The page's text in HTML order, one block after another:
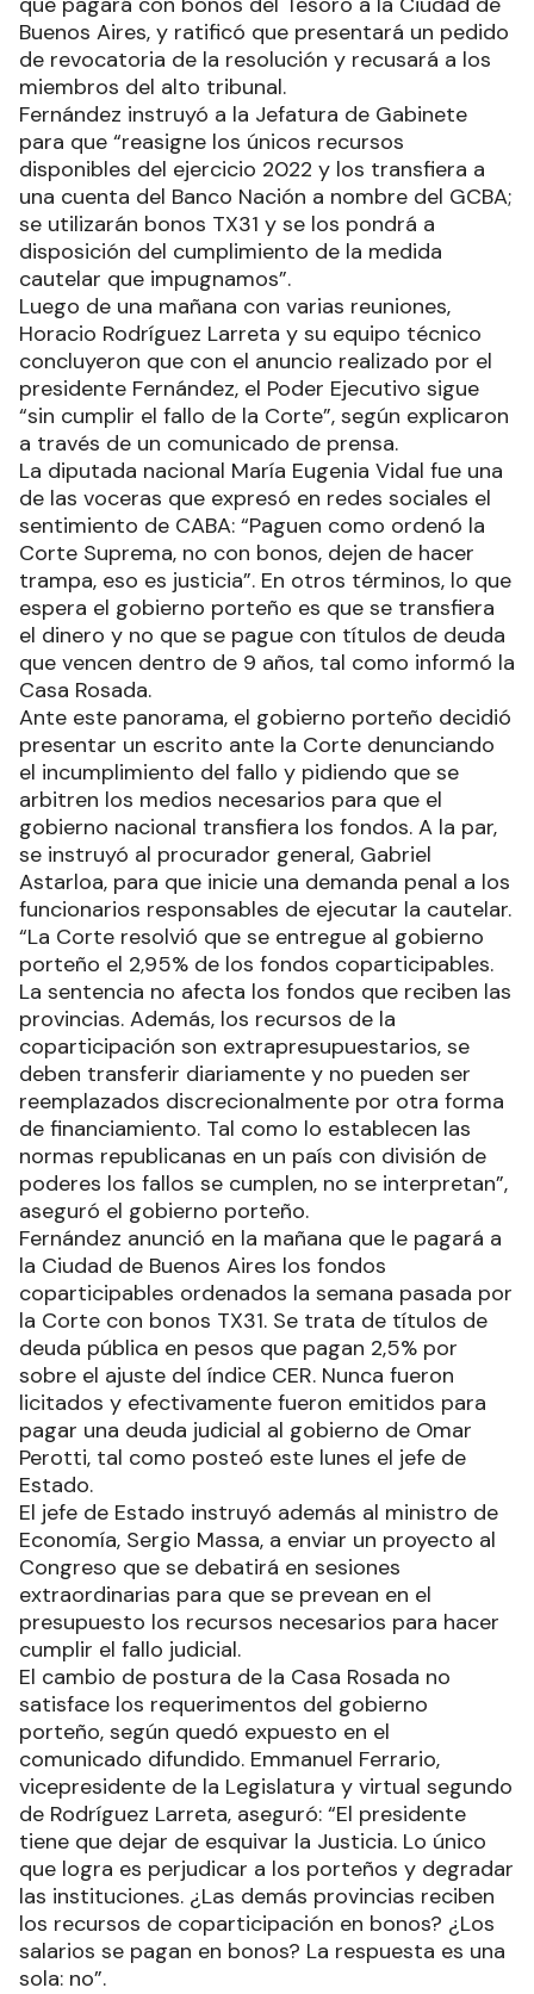
Buenos Aires, y ratificó que presentará un pedido
de revocatoria de la resolución y recusará a los
miembros del alto tribunal.
Fernández instruyó a la Jefatura de Gabinete
para que “reasigne los únicos recursos
disponibles del ejercicio 2022 y los transfiera a
una cuenta del Banco Nación a nombre del GCBA;
se utilizarán bonos TX31 y se los pondrá a
disposición del cumplimiento de la medida
cautelar que impugnamos”.
Luego de una mañana con varias reuniones,
Horacio Rodríguez Larreta y su equipo técnico
concluyeron que con el anuncio realizado por el
presidente Fernández, el Poder Ejecutivo sigue
“sin cumplir el fallo de la Corte”, según explicaron
a través de un comunicado de prensa.
La diputada nacional María Eugenia Vidal fue una
de las voceras que expresó en redes sociales el
sentimiento de CABA: “Paguen como ordenó la
Corte Suprema, no con bonos, dejen de hacer
trampa, eso es justicia”. En otros términos, lo que
espera el gobierno porteño es que se transfiera
el dinero y no que se pague con títulos de deuda
que vencen dentro de 9 años, tal como informó la
Casa Rosada.
Ante este panorama, el gobierno porteño decidió
presentar un escrito ante la Corte denunciando
el incumplimiento del fallo y pidiendo que se
arbitren los medios necesarios para que el
gobierno nacional transfiera los fondos. A la par,
se instruyó al procurador general, Gabriel
Astarloa, para que inicie una demanda penal a los
funcionarios responsables de ejecutar la cautelar.
“La Corte resolvió que se entregue al gobierno
porteño el 2,95% de los fondos coparticipables.
La sentencia no afecta los fondos que reciben las
provincias. Además, los recursos de la
coparticipación son extrapresupuestarios, se
deben transferir diariamente y no pueden ser
reemplazados discrecionalmente por otra forma
de financiamiento. Tal como lo establecen las
normas republicanas en un país con división de
poderes los fallos se cumplen, no se interpretan”,
aseguró el gobierno porteño.
Fernández anunció en la mañana que le pagará a
la Ciudad de Buenos Aires los fondos
coparticipables ordenados la semana pasada por
la Corte con bonos TX31. Se trata de títulos de
deuda pública en pesos que pagan 2,5% por
sobre el ajuste del índice CER. Nunca fueron
licitados y efectivamente fueron emitidos para
pagar una deuda judicial al gobierno de Omar
Perotti, tal como posteó este lunes el jefe de
Estado.
El jefe de Estado instruyó además al ministro de
Economía, Sergio Massa, a enviar un proyecto al
Congreso que se debatirá en sesiones
extraordinarias para que se prevean en el
presupuesto los recursos necesarios para hacer
cumplir el fallo judicial.
El cambio de postura de la Casa Rosada no
satisface los requerimentos del gobierno
porteño, según quedó expuesto en el
comunicado difundido. Emmanuel Ferrario,
vicepresidente de la Legislatura y virtual segundo
de Rodríguez Larreta, aseguró: “El presidente
tiene que dejar de esquivar la Justicia. Lo único
que logra es perjudicar a los porteños y degradar
las instituciones. ¿Las demás provincias reciben
los recursos de coparticipación en bonos? ¿Los
salarios se pagan en bonos? La respuesta es una
sola: no”.